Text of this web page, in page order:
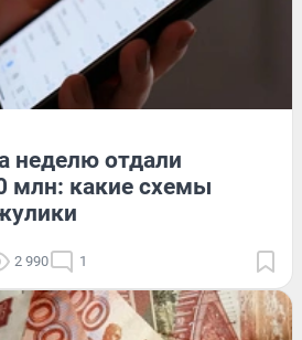
неделю отдали
млн: какие схемы
2 990 1